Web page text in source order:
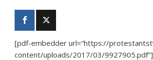
[pdf-embedder url=“https://
content/uploads/2017/03/9927905.pdf“]